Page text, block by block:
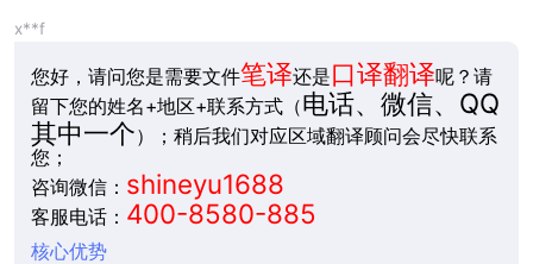
x**f
您好，请问您是需要文件笔译还是口译翻译呢？请
留下您的姓名+地区+联系方式（电话、微信、QQ
其中一个）；稍后我们对应区域翻译顾问会尽快联系
您；
咨询微信： shineyu1688
客服电话： 400-8580-885
核心优势